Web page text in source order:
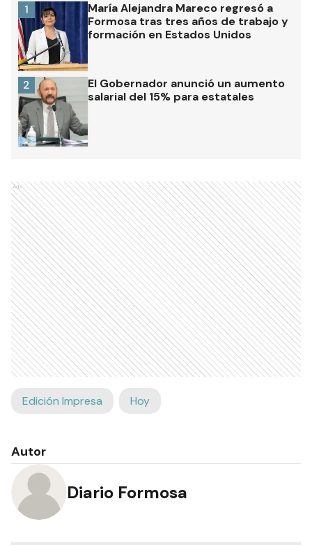
María Alejandra Mareco regresó a
Formosa tras tres años de trabajo y
formación en Estados Unidos
1
El Gobernador anunció un aumento
salarial del 15% para estatales
2
Ads
Edición Impresa Hoy
Autor
Diario Formosa